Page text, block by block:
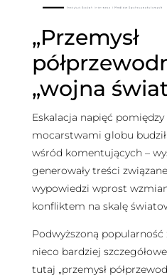
„Przemysł
„wojna
Eskalacja napięć
mocarstwami globu
wśród komentujących –
generowały treści
wypowiedzi wprost
konfliktem na skalę
Podwyższoną popularność
nieco bardziej
tutaj „przemysł